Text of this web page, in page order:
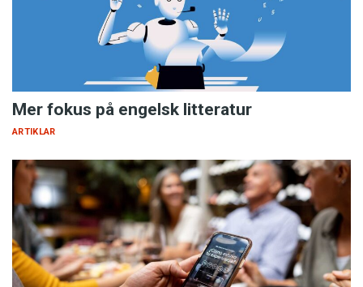
Mer fokus på engelsk litteratur
ARTIKLAR